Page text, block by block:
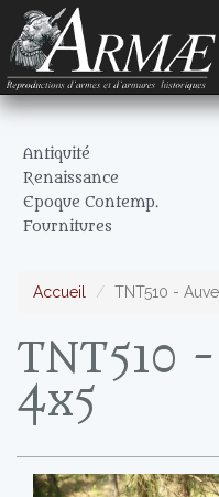
Antiquité
Renaissance
Epoque Contemp.
Fournitures
Accueil TNT510 -
TNT510
4x5